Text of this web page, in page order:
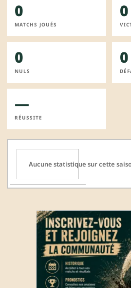
0
MATCHS JOUÉS
0
0
NULS
0
—
RÉUSSITE
Aucune statistique sur cette